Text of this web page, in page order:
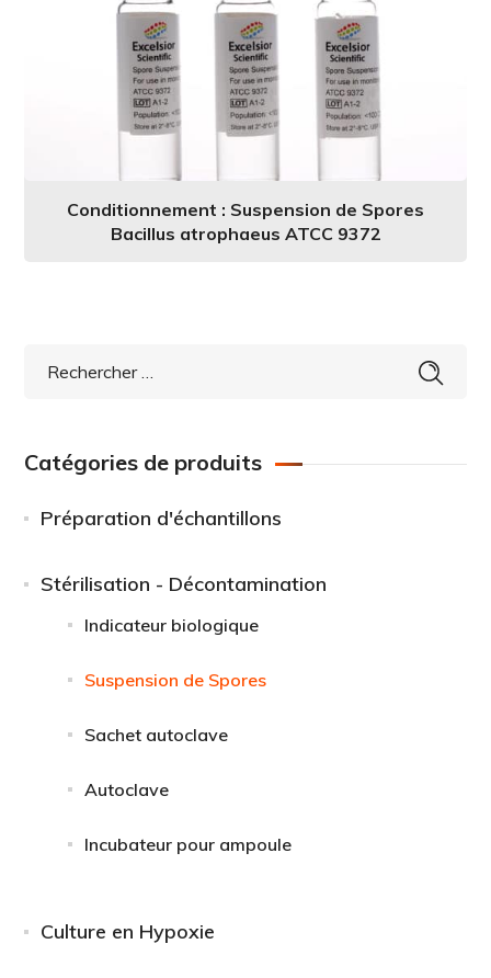
Conditionnement : Suspension de Spores
Bacillus atrophaeus ATCC 9372
Catégories de produits
Préparation d'échantillons
Stérilisation - Décontamination
Indicateur biologique
Suspension de Spores
Sachet autoclave
Autoclave
Incubateur pour ampoule
Culture en Hypoxie